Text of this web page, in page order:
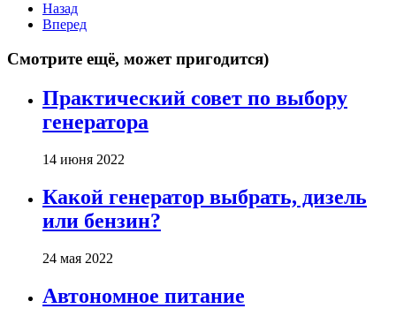
Назад
Вперед
Смотрите ещё, может пригодится)
Практический совет по выбору
генератора
14 июня 2022
Какой генератор выбрать, дизель
или бензин?
24 мая 2022
Автономное питание